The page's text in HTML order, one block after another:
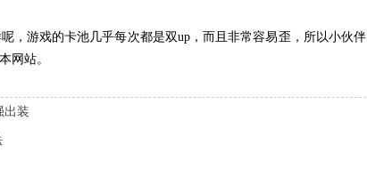
，游戏的卡池几乎每次都是双up，而且非常容易歪，所以小伙伴
网站。
出装